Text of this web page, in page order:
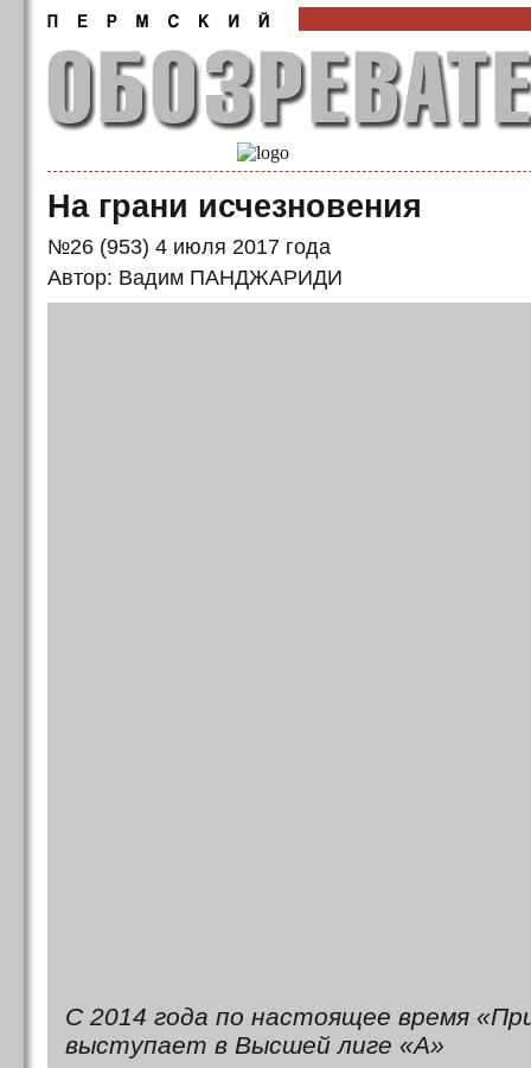
На грани исчезновения
№26 (953) 4 июля 2017 года
Автор: Вадим ПАНДЖАРИДИ
С 2014 года по настоящее время
выступает в Высшей лиге «А»